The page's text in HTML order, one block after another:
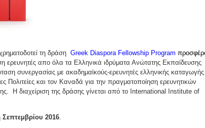
τη δράση Greek Diaspora Fellowship Program
ερευνητές απο όλα τα Ελληνικά ιδρύματα Ανώτατης Εκπαίδευσης
συνεργασίας με ακαδημαϊκούς-ερευνητές ελληνικής καταγωγής
Πολιτείες και τον Καναδά για την πραγματοποίηση ερευνητικών
Η διαχείριση της δράσης γίνεται από το International Institute of
Σεπτεμβρίου 2016.